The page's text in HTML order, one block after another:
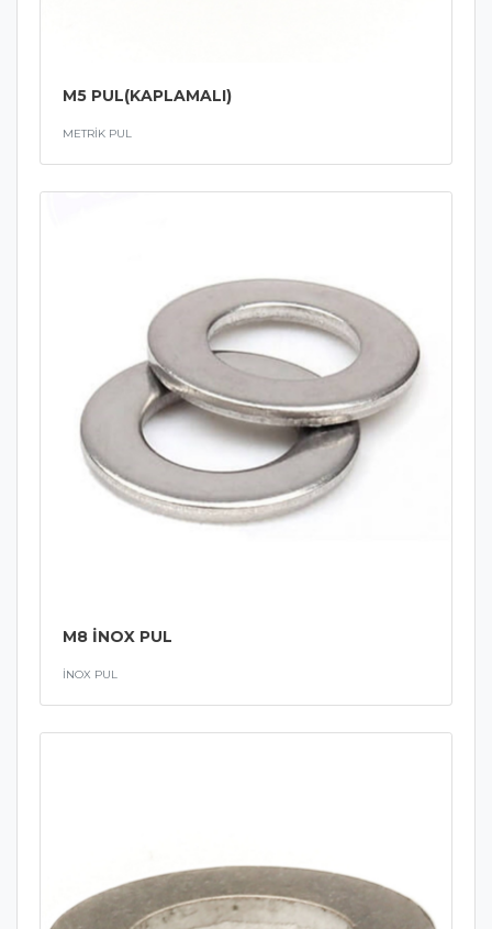
M5 PUL(KAPLAMALI)
METRİK PUL
M8 İNOX PUL
İNOX PUL